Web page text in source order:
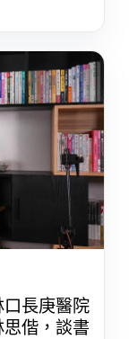
長庚醫院
偕，談書